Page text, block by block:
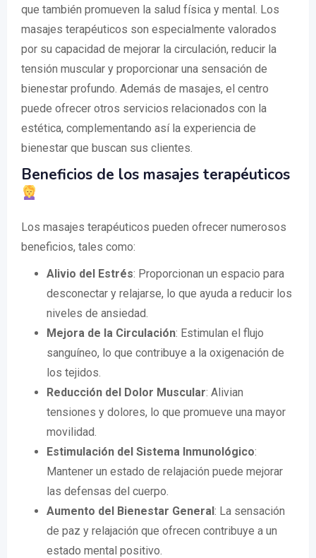
que también promueven la salud física y mental. Los
masajes terapéuticos son especialmente valorados
por su capacidad de mejorar la circulación, reducir la
tensión muscular y proporcionar una sensación de
bienestar profundo. Además de masajes, el centro
puede ofrecer otros servicios relacionados con la
estética, complementando así la experiencia de
bienestar que buscan sus clientes.
Beneficios de los masajes terapéuticos
Los masajes terapéuticos pueden ofrecer numerosos
beneficios, tales como:
Alivio del Estrés: Proporcionan un espacio para
desconectar y relajarse, lo que ayuda a reducir los
niveles de ansiedad.
Mejora de la Circulación: Estimulan el flujo
sanguíneo, lo que contribuye a la oxigenación de
los tejidos.
Reducción del Dolor Muscular: Alivian
tensiones y dolores, lo que promueve una mayor
movilidad.
Estimulación del Sistema Inmunológico:
Mantener un estado de relajación puede mejorar
las defensas del cuerpo.
Aumento del Bienestar General: La sensación
de paz y relajación que ofrecen contribuye a un
estado mental positivo.